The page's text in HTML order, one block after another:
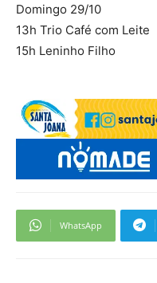
Domingo 29/10
13h Trio Café com Leite
15h Leninho Filho
WhatsApp